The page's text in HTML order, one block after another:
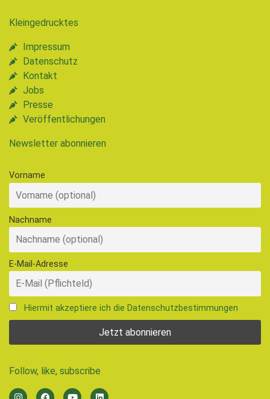
Kleingedrucktes
Impressum
Datenschutz
Kontakt
Jobs
Presse
Veröffentlichungen
Newsletter abonnieren
Vorname
Nachname
E-Mail-Adresse
Hiermit akzeptiere ich die Datenschutzbestimmungen
Follow, like, subscribe